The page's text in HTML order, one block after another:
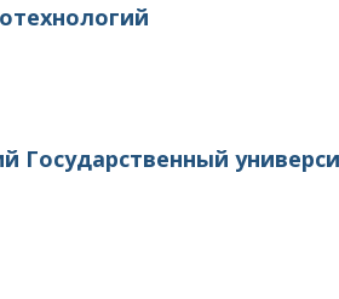
Государственный